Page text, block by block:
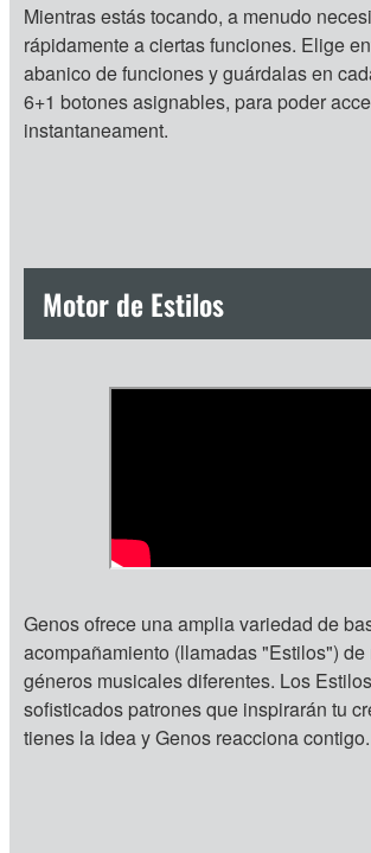
Mientras estás tocando, a menudo
rápidamente a ciertas funciones. Elige
abanico de funciones y guárdalas en
6+1 botones asignables, para poder
instantaneament.
Motor de Estilos
Genos ofrece una amplia variedad de
acompañamiento (llamadas "Estilos") de
géneros musicales diferentes. Los
sofisticados patrones que inspirarán tu
tienes la idea y Genos reacciona contigo.